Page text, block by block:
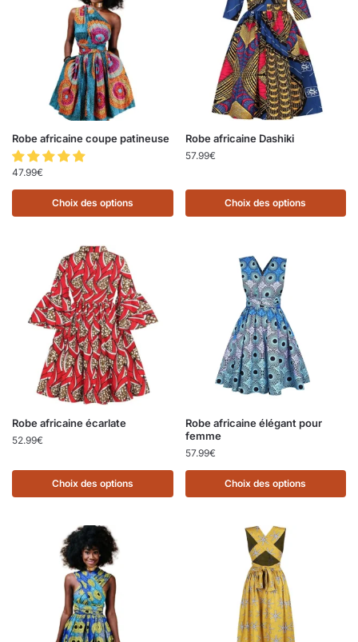
Robe africaine coupe patineuse
47.99€
Choix des options
Robe africaine Dashiki
57.99€
Choix des options
Robe africaine écarlate
52.99€
Choix des options
Robe africaine élégant pour
femme
57.99€
Choix des options